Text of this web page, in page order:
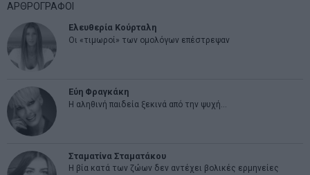
ΑΡΘΡΟΓΡΑΦΟΙ
Ελευθερία Κούρταλη
Οι «τιμωροί» των ομολόγων επέστρεψαν
Εύη Φραγκάκη
Η αληθινή παιδεία ξεκινά από την ψυχή…
Σταματίνα Σταματάκου
Η βία κατά των ζώων δεν αντέχει βολικές ερμηνείες